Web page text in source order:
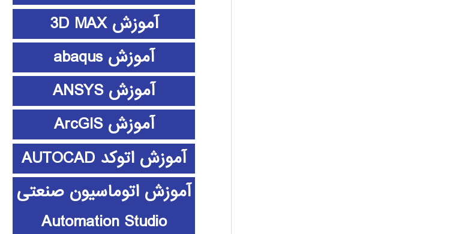
آموزش 3D MAX
آموزش abaqus
آموزش ANSYS
آموزش ArcGIS
آموزش اتوکد AUTOCAD
آموزش اتوماسیون صنعتی
Automation Studio